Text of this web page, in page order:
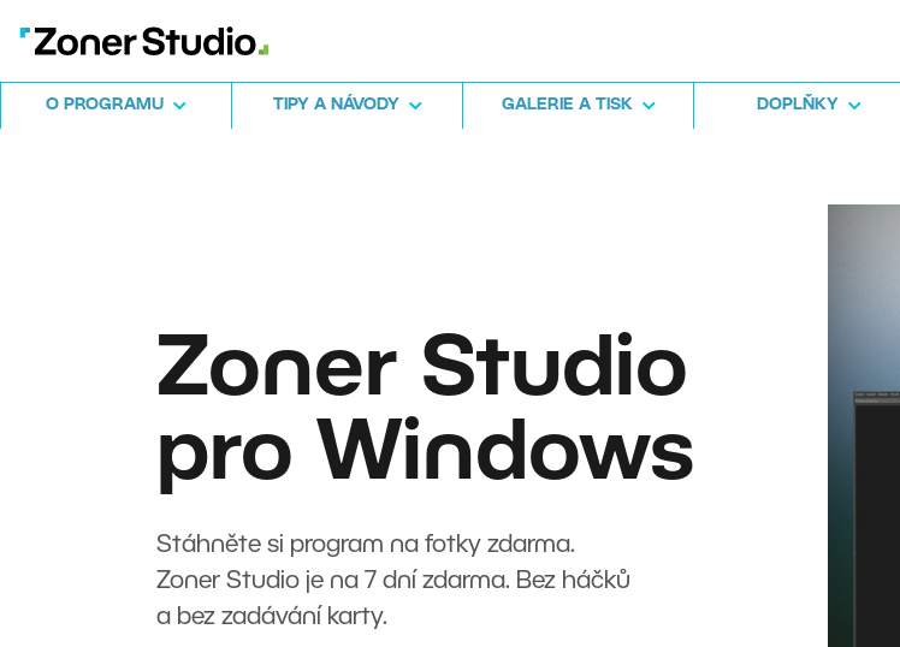
O PROGRAMU TIPY A NÁVODY GALERIE A TISK DOPLŇKY
Zoner Studio
pro Windows
Stáhněte si program na fotky zdarma.
Zoner Studio je na 7 dní zdarma. Bez háčků
a bez zadávání karty.